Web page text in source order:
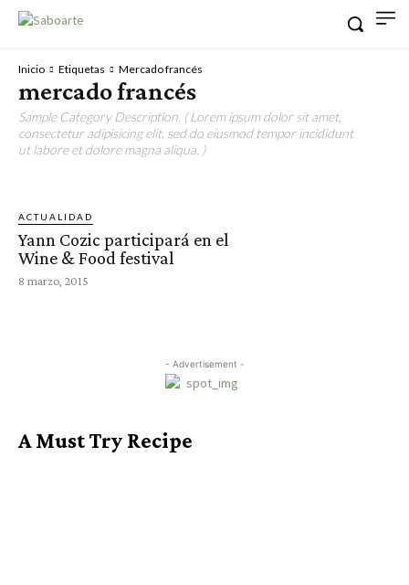
Inicio Etiquetas Mercado francés
mercado francés
Sample Category Description. ( Lorem ipsum dolor sit amet,
consectetur adipisicing elit, sed do eiusmod tempor incididunt
ut labore et dolore magna aliqua. )
ACTUALIDAD
Yann Cozic participará en el
Wine & Food festival
8 marzo, 2015
- Advertisement -
A Must Try Recipe